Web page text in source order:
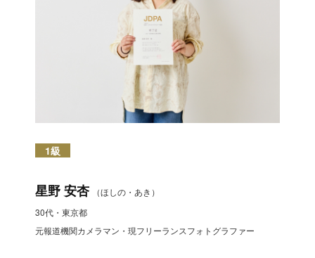
1級
星野 安杏
（ほしの・あき）
30代・東京都
元報道機関カメラマン・現フリーランスフォトグラファー